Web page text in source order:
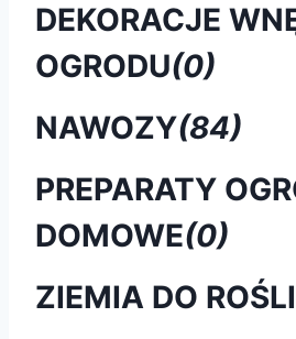
DEKORACJE
OGRODU(0)
NAWOZY(84)
PREPARATY
DOMOWE(0)
ZIEMIA DO